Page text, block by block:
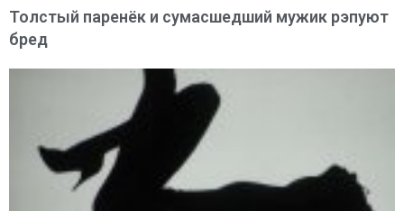
Толстый паренёк и сумасшедший мужик рэпуют
бред